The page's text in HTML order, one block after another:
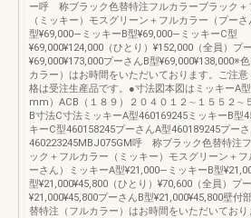
ー呼 称ブラック色替特注フルカラーブラック＋
（ミッキー）モスグリーン＋フルカラー（プー
型¥69,000―ミッキーB型¥69,000―ミッキーC型
¥69,000¥124,000（ひとり）¥152,000（全員）プ
¥69,000¥173,000プーさんB型¥69,000¥138,000※
カラー）はお時間をいただいております。ご注意
格は受注生産品です。●寸法図本図はミッキーA
mm）ACB（１８９）２０４０１２∼１５５２∼
B寸法C寸法ミッキーA型460169245ミッキーB型
キーC型460158245プーさんA型460189245プー
460223245MBJ075GM呼 称ブラック色替特注
ック＋フルカラー（ミッキー）モスグリーン＋
ーさん）ミッキーA型¥21,000―ミッキーB型
型¥21,000¥45,800（ひとり）¥70,600（全員）プ
¥21,000¥45,800プーさんB型¥21,000¥45,800壁付
替特注（フルカラー）はお時間をいただいてお